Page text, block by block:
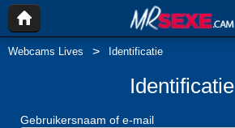
Webcams Lives Identificatie
Identificatie
Gebruikersnaam of e-mail